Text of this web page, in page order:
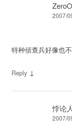
2007/
特种侦查兵好像也
Reply ↓
悖论
2007/